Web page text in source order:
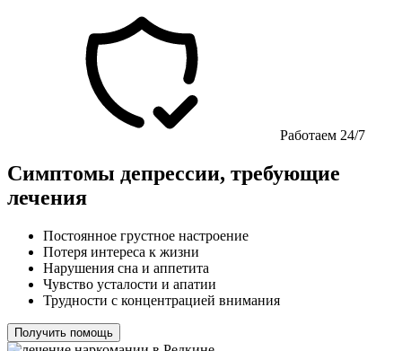
Работаем 24/7
Симптомы депрессии, требующие
лечения
Постоянное грустное настроение
Потеря интереса к жизни
Нарушения сна и аппетита
Чувство усталости и апатии
Трудности с концентрацией внимания
Получить помощь